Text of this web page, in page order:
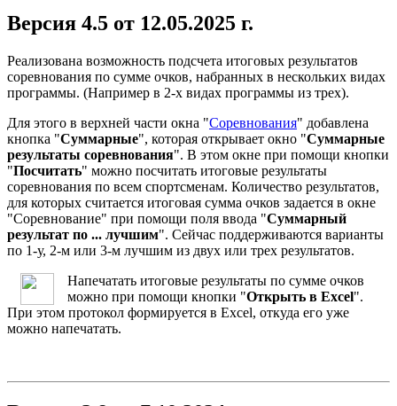
Версия 4.5 от 12.05.2025 г.
Реализована возможность подсчета итоговых результатов
соревнования по сумме очков, набранных в нескольких видах
программы. (Например в 2-х видах программы из трех).
Для этого в верхней части окна "Соревнования" добавлена
кнопка "Суммарные", которая открывает окно "Суммарные
результаты соревнования". В этом окне при помощи кнопки
"Посчитать" можно посчитать итоговые результаты
соревнования по всем спортсменам. Количество результатов,
для которых считается итоговая сумма очков задается в окне
"Соревнование" при помощи поля ввода "Суммарный
результат по ... лучшим". Сейчас поддерживаются варианты
по 1-у, 2-м или 3-м лучшим из двух или трех результатов.
Напечатать итоговые результаты по сумме очков
можно при помощи кнопки "Открыть в Excel".
При этом протокол формируется в Excel, откуда его уже
можно напечатать.